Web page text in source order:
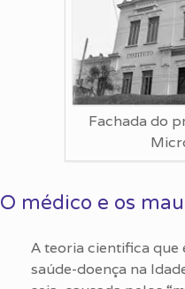
Fachada do
O médico e os
A teoria cientifica que
saúde-doença na